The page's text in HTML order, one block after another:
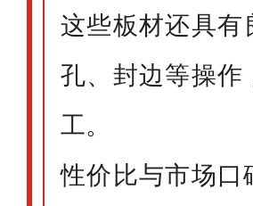
这些板材还具有
孔、封边等操作
工。
性价比与市场口